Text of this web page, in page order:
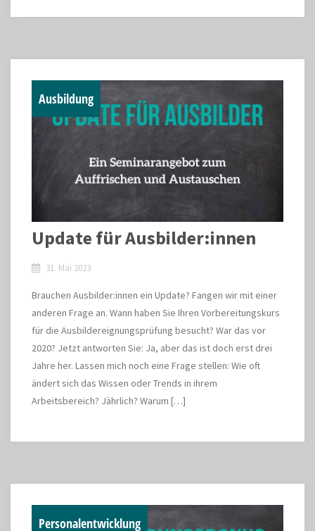
Ausbildung
Update für Ausbilder:innen
31. Mai 2023
Brauchen Ausbilder:innen ein Update? Fangen wir mit einer
anderen Frage an. Wann haben Sie Ihren Vorbereitungskurs
für die Ausbildereignungsprüfung besucht? War das vor
2020? Jetzt antworten Sie: Ja, aber das ist doch erst drei
Jahre her. Lassen mich noch eine Frage stellen: Wie oft
ändert sich das Wissen oder Trends in ihrem
Arbeitsbereich? Jährlich? Warum […]
Personalentwicklung